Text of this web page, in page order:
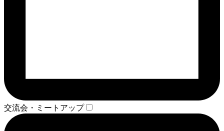
交流会・ミートアップ